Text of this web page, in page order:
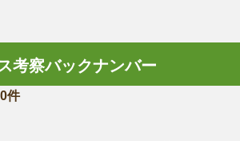
考察バックナンバー
件